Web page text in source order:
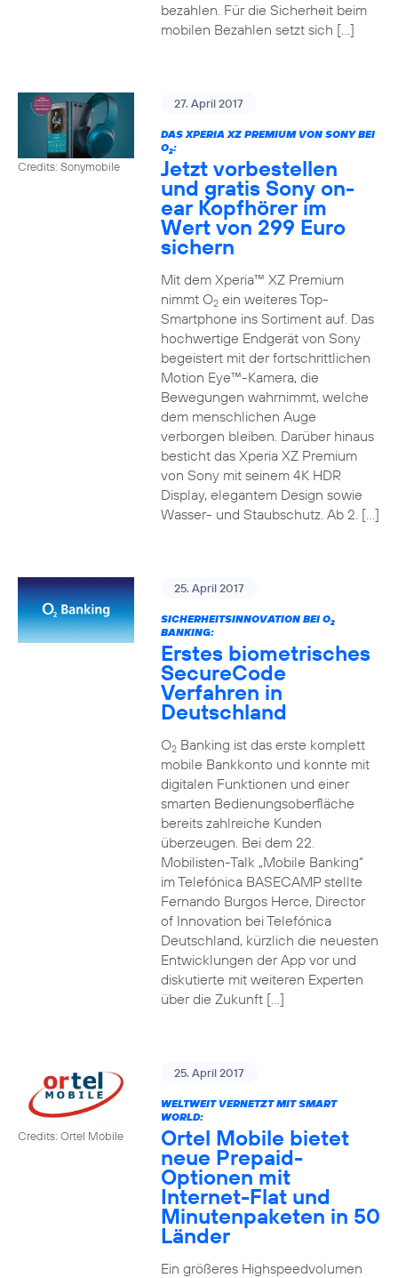
bezahlen. Für die Sicherheit beim
mobilen Bezahlen setzt sich […]
Credits: Sonymobile
27. April 2017
DAS XPERIA XZ PREMIUM VON SONY BEI
O2:
Jetzt vorbestellen
und gratis Sony on-
ear Kopfhörer im
Wert von 299 Euro
sichern
Mit dem Xperia™ XZ Premium
nimmt O2ein weiteres Top-
Smartphone ins Sortiment auf. Das
hochwertige Endgerät von Sony
begeistert mit der fortschrittlichen
Motion Eye™-Kamera, die
Bewegungen wahrnimmt, welche
dem menschlichen Auge
verborgen bleiben. Darüber hinaus
besticht das Xperia XZ Premium
von Sony mit seinem 4K HDR
Display, elegantem Design sowie
Wasser- und Staubschutz. Ab 2. […]
25. April 2017
SICHERHEITSINNOVATION BEI O2
BANKING:
Erstes biometrisches
SecureCode
Verfahren in
Deutschland
O2Banking ist das erste komplett
mobile Bankkonto und konnte mit
digitalen Funktionen und einer
smarten Bedienungsoberfläche
bereits zahlreiche Kunden
überzeugen. Bei dem 22.
Mobilisten-Talk „Mobile Banking“
im Telefónica BASECAMP stellte
Fernando Burgos Herce, Director
of Innovation bei Telefónica
Deutschland, kürzlich die neuesten
Entwicklungen der App vor und
diskutierte mit weiteren Experten
über die Zukunft […]
Credits: Ortel Mobile
25. April 2017
WELTWEIT VERNETZT MIT SMART
WORLD:
Ortel Mobile bietet
neue Prepaid-
Optionen mit
Internet-Flat und
Minutenpaketen in 50
Länder
Ein größeres Highspeedvolumen